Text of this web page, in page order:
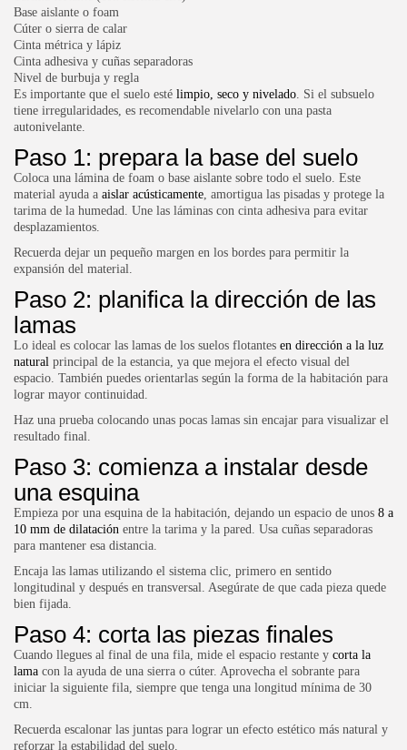
Base aislante o foam
Cúter o sierra de calar
Cinta métrica y lápiz
Cinta adhesiva y cuñas separadoras
Nivel de burbuja y regla
Es importante que el suelo esté limpio, seco y nivelado . Si el subsuelo
tiene irregularidades, es recomendable nivelarlo con una pasta
autonivelante.
Paso 1: prepara la base del suelo
Coloca una lámina de foam o base aislante sobre todo el suelo. Este
material ayuda a aislar acústicamente , amortigua las pisadas y protege la
tarima de la humedad. Une las láminas con cinta adhesiva para evitar
desplazamientos.
Recuerda dejar un pequeño margen en los bordes para permitir la
expansión del material.
Paso 2: planifica la dirección de las
lamas
Lo ideal es colocar las lamas de los suelos flotantes en dirección a la luz
natural principal de la estancia, ya que mejora el efecto visual del
espacio. También puedes orientarlas según la forma de la habitación para
lograr mayor continuidad.
Haz una prueba colocando unas pocas lamas sin encajar para visualizar el
resultado final.
Paso 3: comienza a instalar desde
una esquina
Empieza por una esquina de la habitación, dejando un espacio de unos 8 a
10 mm de dilatación entre la tarima y la pared. Usa cuñas separadoras
para mantener esa distancia.
Encaja las lamas utilizando el sistema clic, primero en sentido
longitudinal y después en transversal. Asegúrate de que cada pieza quede
bien fijada.
Paso 4: corta las piezas finales
Cuando llegues al final de una fila, mide el espacio restante y corta la
lama con la ayuda de una sierra o cúter. Aprovecha el sobrante para
iniciar la siguiente fila, siempre que tenga una longitud mínima de 30
cm.
Recuerda escalonar las juntas para lograr un efecto estético más natural y
reforzar la estabilidad del suelo.